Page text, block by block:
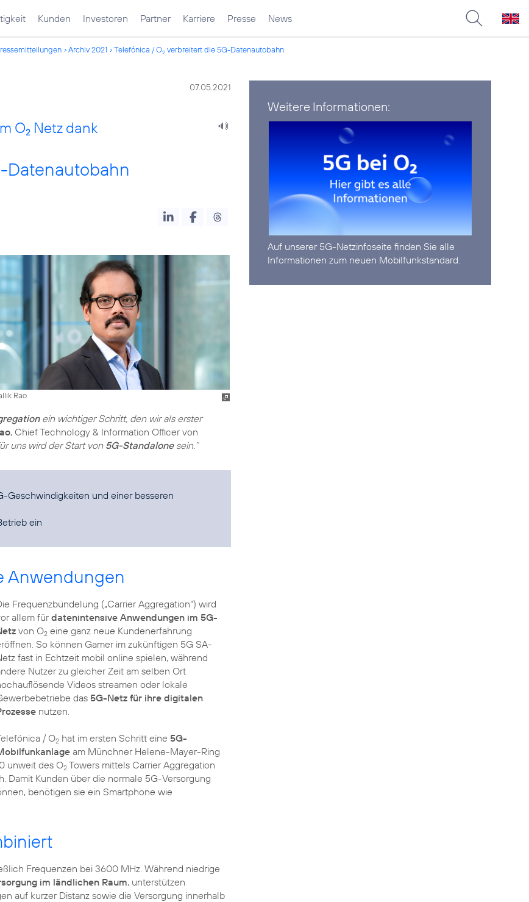
Kunden Investoren Partner Karriere Presse News
Archiv 2021 Telefónica / O2 verbreitert die 5G-Datenautobahn
07.05.2021
O2 Netz dank
Datenautobahn
Rao
ein wichtiger Schritt, den wir als erster
, Chief Technology & Information Officer von
uns wird der Start von 5G-Standalonesein.“
Geschwindigkeiten und einer besseren
ein
Anwendungen
Frequenzbündelung („Carrier Aggregation“) wird
allem fürdatenintensive Anwendungen im 5G-
von O2eine ganz neue Kundenerfahrung
So können Gamer im zukünftigen 5G SA-
fast in Echtzeit mobil online spielen, während
Nutzer zu gleicher Zeit am selben Ort
Videos streamen oder lokale
das 5G-Netz für ihre digitalen
nutzen.
/ O2hat im ersten Schritt eine 5G-
am Münchner Helene-Mayer-Ring
unweit des O2Towers mittels Carrier Aggregation
Damit Kunden über die normale 5G-Versorgung
benötigen sie ein Smartphone wie
Frequenzen bei 3600 MHz. Während niedrige
im ländlichen Raum, unterstützen
auf kurzer Distanz sowie die Versorgung innerhalb
Weitere Informationen:
Auf unserer 5G-Netzinfoseite finden Sie alle
Informationen zum neuen Mobilfunkstandard.